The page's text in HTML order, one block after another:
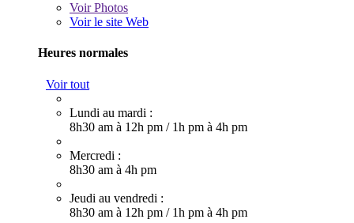
VoirPhotos
Voir le site Web
Heures normales
Voir tout
Lundi au mardi :
8h30 am à 12h pm / 1h pm à 4h pm
Mercredi :
8h30 am à 4h pm
Jeudi au vendredi :
8h30 am à 12h pm / 1h pm à 4h pm